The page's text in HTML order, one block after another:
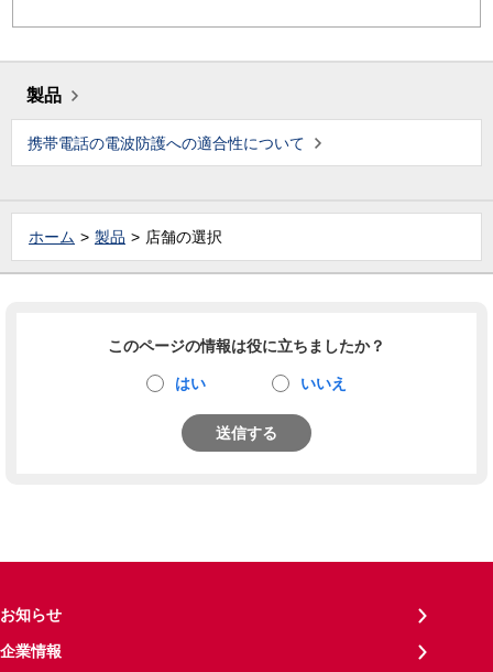
製品
携帯電話の電波防護への適合性について
ホーム 製品 店舗の選択
このページの情報は役に立ちましたか？
はい いいえ
送信する
お知らせ
企業情報